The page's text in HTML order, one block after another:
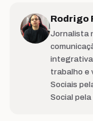
Rodrigo
Jornalista
trabalho e
Sociais
Social pela